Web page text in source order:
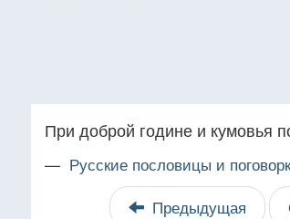
При доброй године и кумовья
— Русские пословицы и
Предыдущая